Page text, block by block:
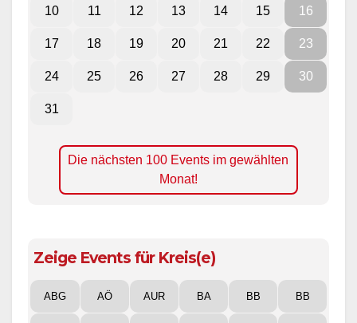
10 11 12 13 14 15 16
17 18 19 20 21 22 23
24 25 26 27 28 29 30
31
Die nächsten 100 Events im gewählten
Monat!
Zeige Events für Kreis(e)
ABG AÖ AUR BA BB BB